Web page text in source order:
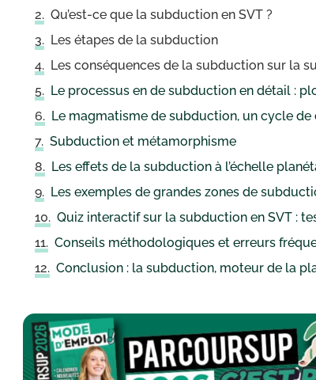
Qu’est-ce que la subduction en SVT ?
Les étapes de la subduction
Les conséquences de la subduction sur la
Le processus en de subduction en détail :
Le magmatisme de subduction, un cycle de
Subduction et métamorphisme
Les effets de la subduction à l’échelle
Les exemples de grandes zones de
Quiz interactif sur la subduction en SVT :
Conseils méthodologiques et erreurs
Conclusion : la subduction, moteur de la